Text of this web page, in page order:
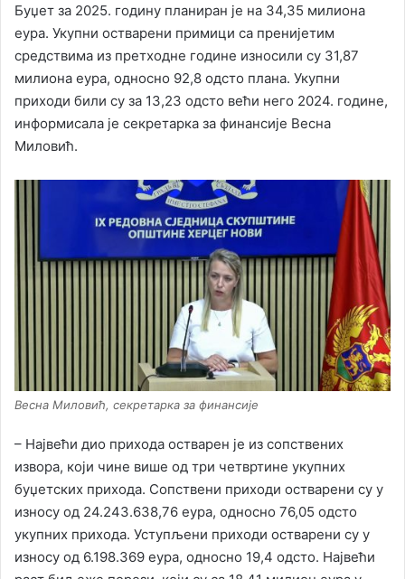
Буџет за 2025. годину планиран је на 34,35 милиона
еура. Укупни остварени примици са пренијетим
средствима из претходне године износили су 31,87
милиона еура, односно 92,8 одсто плана. Укупни
приходи били су за 13,23 одсто већи него 2024. године,
информисала је секретарка за финансије Весна
Миловић.
Весна Миловић, секретарка за финансије
– Највећи дио прихода остварен је из сопствених
извора, који чине више од три четвртине укупних
буџетских прихода. Сопствени приходи остварени су у
износу од 24.243.638,76 еура, односно 76,05 одсто
укупних прихода. Уступљени приходи остварени су у
износу од 6.198.369 еура, односно 19,4 одсто. Највећи